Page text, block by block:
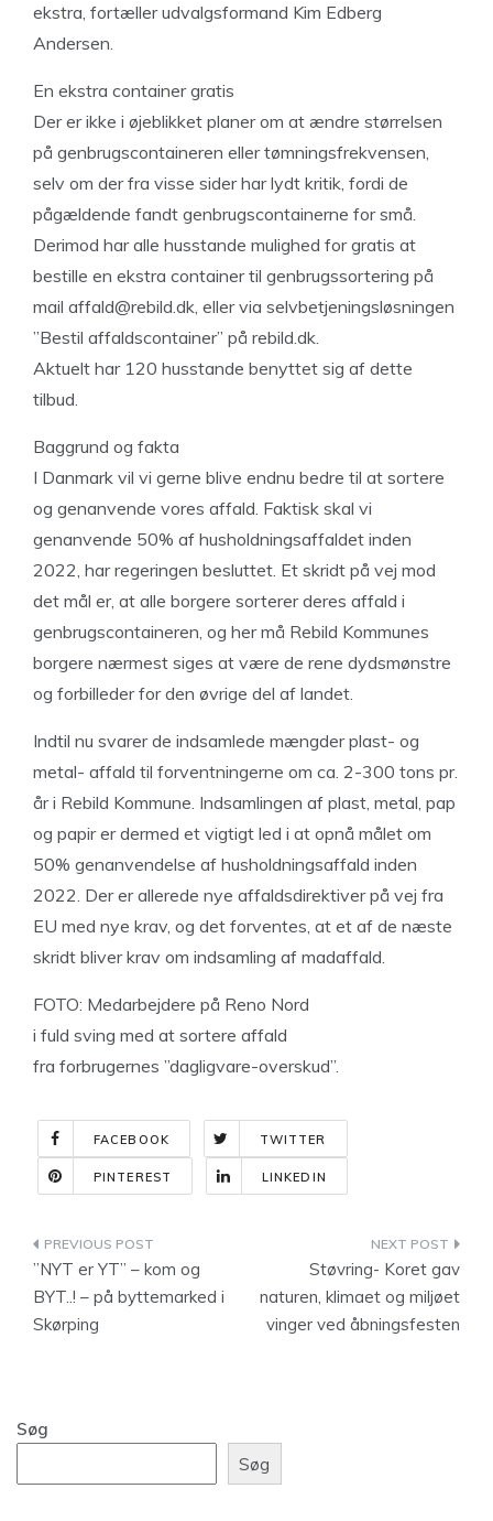
ekstra, fortæller udvalgsformand Kim Edberg
Andersen.
En ekstra container gratis
Der er ikke i øjeblikket planer om at ændre størrelsen
på genbrugscontaineren eller tømningsfrekvensen,
selv om der fra visse sider har lydt kritik, fordi de
pågældende fandt genbrugscontainerne for små.
Derimod har alle husstande mulighed for gratis at
bestille en ekstra container til genbrugssortering på
mail affald@rebild.dk, eller via selvbetjeningsløsningen
”Bestil affaldscontainer” på rebild.dk.
Aktuelt har 120 husstande benyttet sig af dette
tilbud.
Baggrund og fakta
I Danmark vil vi gerne blive endnu bedre til at sortere
og genanvende vores affald. Faktisk skal vi
genanvende 50% af husholdningsaffaldet inden
2022, har regeringen besluttet. Et skridt på vej mod
det mål er, at alle borgere sorterer deres affald i
genbrugscontaineren, og her må Rebild Kommunes
borgere nærmest siges at være de rene dydsmønstre
og forbilleder for den øvrige del af landet.
Indtil nu svarer de indsamlede mængder plast- og
metal- affald til forventningerne om ca. 2-300 tons pr.
år i Rebild Kommune. Indsamlingen af plast, metal, pap
og papir er dermed et vigtigt led i at opnå målet om
50% genanvendelse af husholdningsaffald inden
2022. Der er allerede nye affaldsdirektiver på vej fra
EU med nye krav, og det forventes, at et af de næste
skridt bliver krav om indsamling af madaffald.
FOTO: Medarbejdere på Reno Nord
i fuld sving med at sortere affald
fra forbrugernes ”dagligvare-overskud”.
FACEBOOK TWITTER
PINTEREST LINKEDIN
Indlægsnavigation
”NYT er YT” – kom og
BYT..! – på byttemarked i
Skørping
Støvring- Koret gav
naturen, klimaet og miljøet
vinger ved åbningsfesten
Søg
Søg